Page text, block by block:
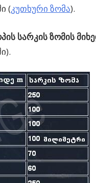
(კუთხური ზომა).
სარკის ზომის